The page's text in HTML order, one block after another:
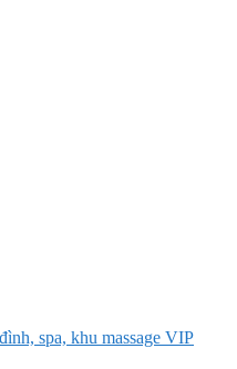
spa, khu massage VIP